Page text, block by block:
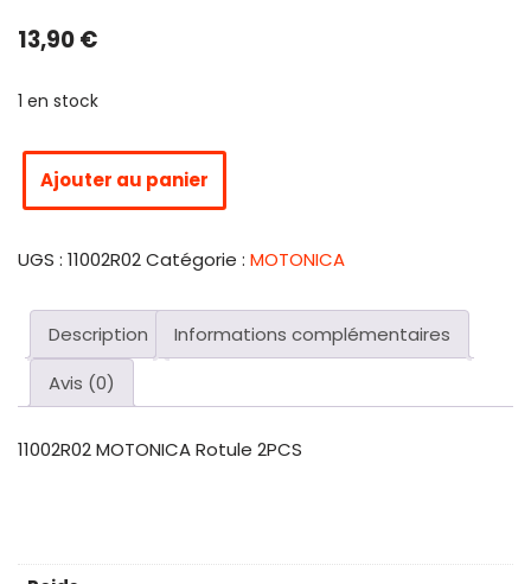
13,90€
1 en stock
Ajouter au panier
UGS : 11002R02Catégorie : MOTONICA
Description
Informations complémentaires
Avis (0)
11002R02 MOTONICA Rotule 2PCS